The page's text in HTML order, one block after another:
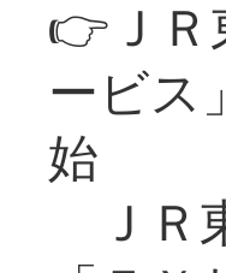
👉ＪＲ
ービス
始
ＪＲ